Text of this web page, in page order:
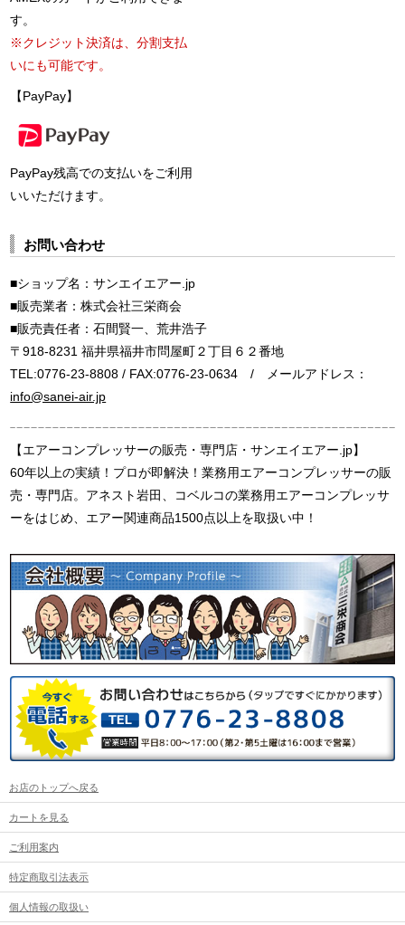
す。
※クレジット決済は、分割支払
いにも可能です。
【PayPay】
PayPay残高での支払いをご利用
いいただけます。
お問い合わせ
■ショップ名：サンエイエアー.jp
■販売業者：株式会社三栄商会
■販売責任者：石間賢一、荒井浩子
〒918-8231 福井県福井市問屋町２丁目６２番地
TEL:0776-23-8808 / FAX:0776-23-0634 / メールアドレス：
info@sanei-air.jp
【エアーコンプレッサーの販売・専門店・サンエイエアー.jp】
60年以上の実績！プロが即解決！業務用エアーコンプレッサーの販
売・専門店。アネスト岩田、コベルコの業務用エアーコンプレッサ
ーをはじめ、エアー関連商品1500点以上を取扱い中！
お店のトップへ戻る
カートを見る
ご利用案内
特定商取引法表示
個人情報の取扱い